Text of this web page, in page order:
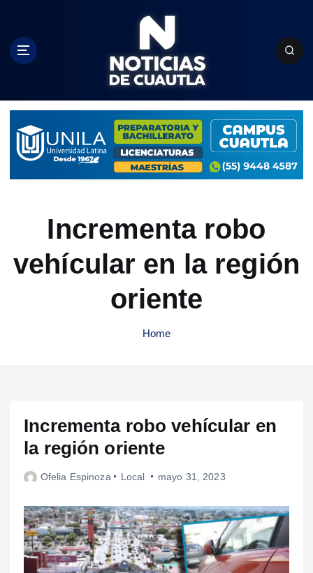
c
Incrementa robo
vehícular en la región
oriente
Home
Incrementa robo vehícular en
la región oriente
Ofelia Espinoza Local mayo 31, 2023